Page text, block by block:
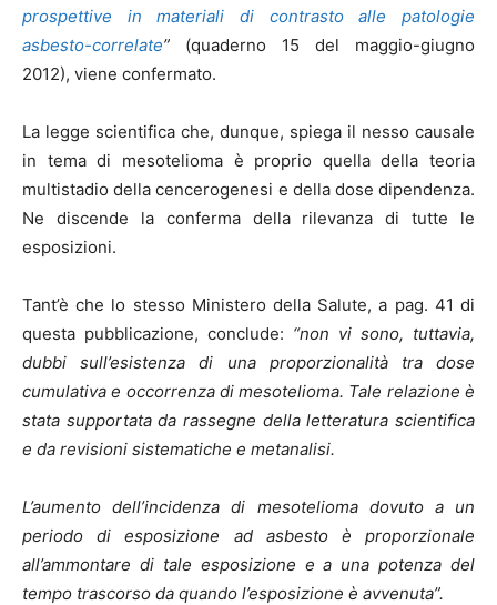
prospettive in materiali di contrasto alle patologie
asbesto-correlate” (quaderno 15 del maggio-giugno
2012), viene confermato.
La legge scientifica che, dunque, spiega il nesso causale
in tema di mesotelioma è proprio quella della teoria
multistadio della cencerogenesi e della dose dipendenza.
Ne discende la conferma della rilevanza di tutte le
esposizioni.
Tant’è che lo stesso Ministero della Salute, a pag. 41 di
questa pubblicazione, conclude: “non vi sono, tuttavia,
dubbi sull’esistenza di una proporzionalità tra dose
cumulativa e occorrenza di mesotelioma. Tale relazione è
stata supportata da rassegne della letteratura scientifica
e da revisioni sistematiche e metanalisi.
L’aumento dell’incidenza di mesotelioma dovuto a un
periodo di esposizione ad asbesto è proporzionale
all’ammontare di tale esposizione e a una potenza del
tempo trascorso da quando l’esposizione è avvenuta”.